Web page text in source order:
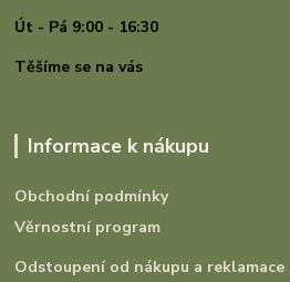
Út - Pá 9:00 - 16:30
Těšíme se na vás
Informace k nákupu
Obchodní podmínky
Věrnostní program
Odstoupení od nákupu a reklamace